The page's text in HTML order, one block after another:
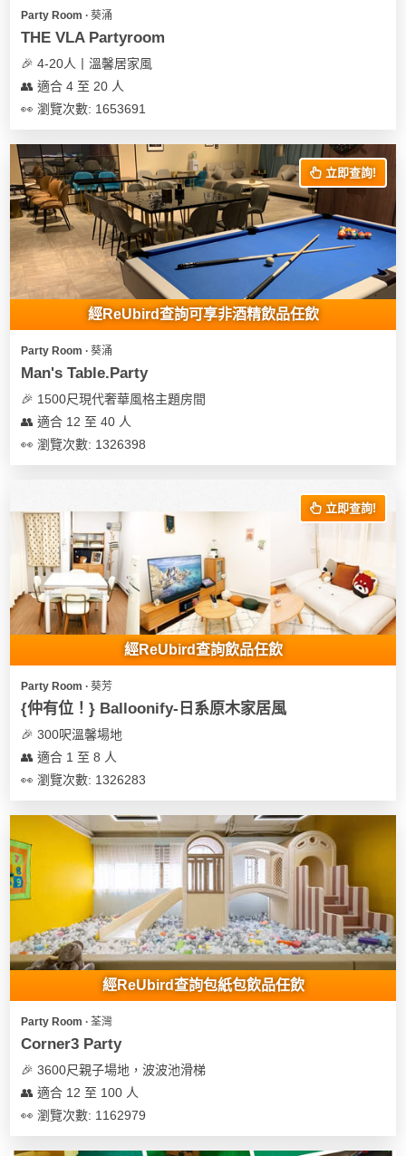
奇
玩
驗
作
工
作
坊
戶
樂
遊
租
Party Room ∙ 葵涌
THE VLA Partyroom
🎉 4-20人丨溫馨居家風
👥 適合 4 至 20 人
👀 瀏覽次數: 1653691
立即查詢!
經ReUbird查詢可享非酒精飲品任飲
Party Room ∙ 葵涌
Man's Table.Party
🎉 1500尺現代奢華風格主題房間
👥 適合 12 至 40 人
👀 瀏覽次數: 1326398
立即查詢!
經ReUbird查詢飲品任飲
Party Room ∙ 葵芳
{仲有位！} Balloonify-日系原木家居風
🎉 300呎溫馨場地
👥 適合 1 至 8 人
👀 瀏覽次數: 1326283
經ReUbird查詢包紙包飲品任飲
Party Room ∙ 荃灣
Corner3 Party
🎉 3600尺親子場地，波波池滑梯
👥 適合 12 至 100 人
👀 瀏覽次數: 1162979